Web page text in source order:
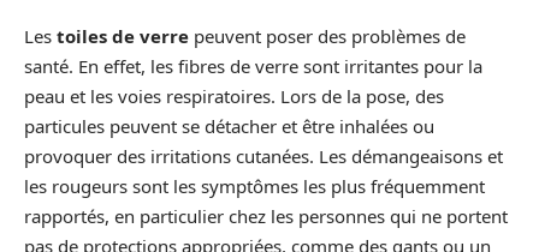
Les toiles de verre peuvent poser des problèmes de
santé. En effet, les fibres de verre sont irritantes pour la
peau et les voies respiratoires. Lors de la pose, des
particules peuvent se détacher et être inhalées ou
provoquer des irritations cutanées. Les démangeaisons et
les rougeurs sont les symptômes les plus fréquemment
rapportés, en particulier chez les personnes qui ne portent
pas de protections appropriées, comme des gants ou un